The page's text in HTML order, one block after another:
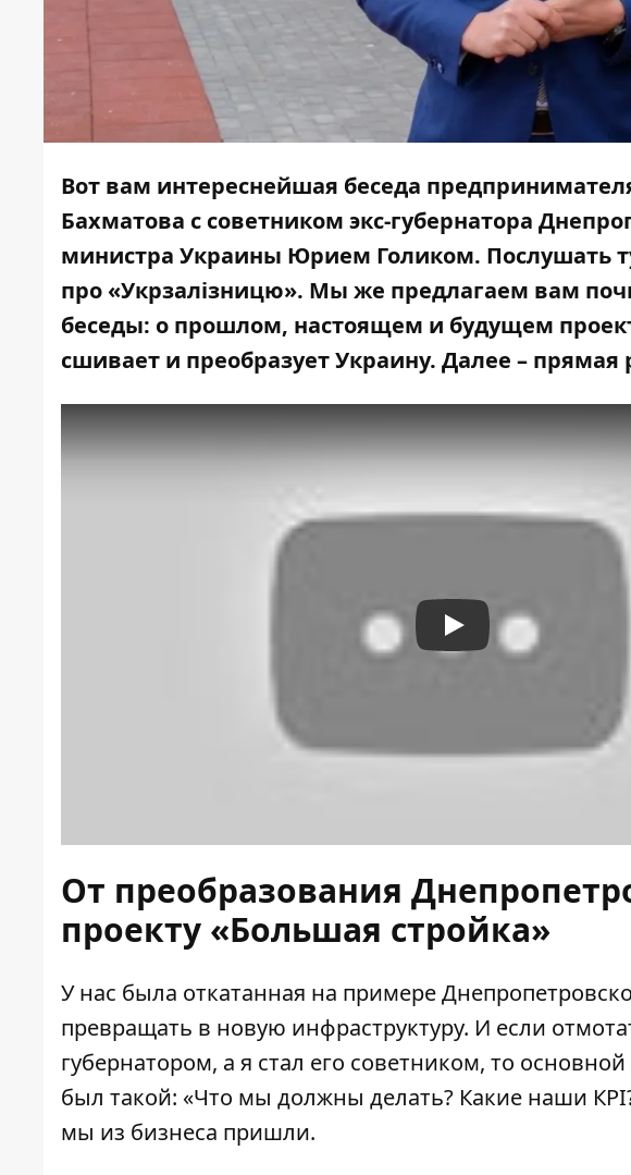
Вот вам интереснейшая беседа
Бахматова с советником экс-губернатора
министра Украины Юрием Голиком. Послушать
про«Укрзалізницю». Мы же предлагаем вам
беседы: о прошлом, настоящем и будущем
сшивает и преобразует Украину. Далее –
Play
От преобразования
проекту «Большая стройка»
У нас была откатанная на примере
превращать в новую инфраструктуру. И если
губернатором, а я стал его советником, то
был такой: «Что мы должны делать? Какие наши
мы из бизнеса пришли.